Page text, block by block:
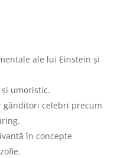
ale lui Einstein și
umoristic.
celebri precum
în concepte